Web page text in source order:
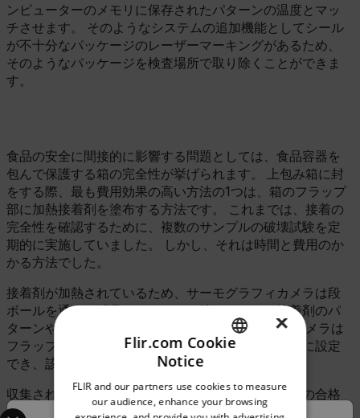
ンピューターのメモリに保存されたパターンの温度とマッ
チさせます。 そのようなシステムの追加機能としてシール
が不十分なパッケージのレーザーマーキングがあるため、
そのようなパッケージを検査場所で取り除くことができま
す。
食品の安全に間接的に影響する問題としては、食品容器を
包んで保護する箱の完全性が挙げられます。 上包み箱に封
をする際、最も費用効果の高い方法の1つは、箱のフラップ
部に加熱接着剤を塗布する方法です。 これまでは、接着の
完全性を確認するために、複数のサンプルの破壊試験を定
期的に実施していました。 しかし、それは時間と費用のか
かる方法でした。
接着剤が加熱されているため、サーモグラフィカメラは段
ボールを通して「見る」ことで、塗られている接着剤のパ
ターンやサイズをチェックすることができます。 カメラは
フラップ上の接着剤が塗られる位置を撮影するように設定
でき、該当スポットのサイズや温度を確認します。
収集されたデジタルデータを使用してそれぞれの箱の合格
／不合格判定を行うため、不合格の箱は生産ラインからす
Select your preferred country and language from the
GERMAN
×
Flir.com Cookie
Notice
FLIR and our partners use cookies to measure
our audience, enhance your browsing